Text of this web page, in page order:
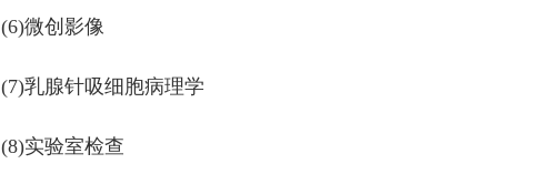
(6)微创影像
(7)乳腺针吸细胞病理学
(8)实验室检查